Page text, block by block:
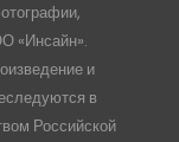
«Инсайн».
и
в
Российской